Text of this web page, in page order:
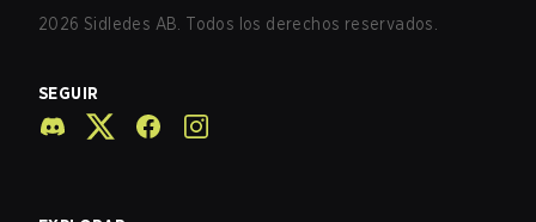
2026 Sidledes AB. Todos los derechos reservados.
SEGUIR